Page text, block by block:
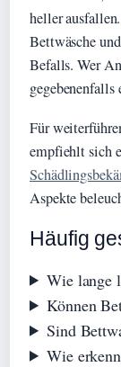
heller
Bettwäsche
Befalls. Wer
Für
empfiehlt sich
Aspekte
Häufig
Wie lange
Können
Sind
Wie